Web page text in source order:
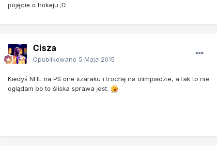
pojęcie o hokeju ;D
Cisza
Opublikowano 5 Maja 2015
Kiedyś NHL na PS one szaraku i trochę na olimpiadzie, a tak to nie
oglądam bo to śliska sprawa jest.